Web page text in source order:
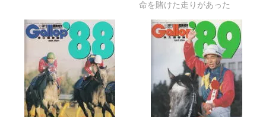
命を賭けた走りがあった